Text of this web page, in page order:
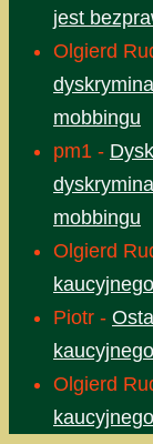
jest
Olgierd
mobbingu
pm1 -
mobbingu
Olgierd
Piotr -
Olgierd